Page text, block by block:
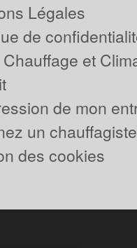
Légales
de
et
de mon
un
des cookies